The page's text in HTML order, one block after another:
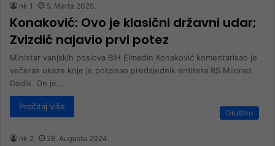
nk 1 5. Marta 2025.
Konaković: Ovo je klasični državni udar;
Zvizdić najavio prvi potez
Ministar vanjskih poslova BiH Elmedin Konaković komentarisao je
večeras ukaze koje je potpisao predsjednik entiteta RS Milorad
Dodik. On je…
Pročitaj više
Društvo
nk 2 28. Augusta 2024.